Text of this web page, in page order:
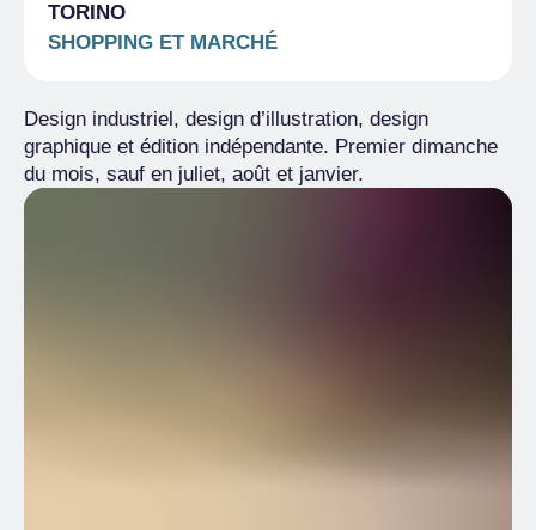
TORINO
SHOPPING ET MARCHÉ
Design industriel, design d’illustration, design
graphique et édition indépendante. Premier dimanche
du mois, sauf en juliet, août et janvier.